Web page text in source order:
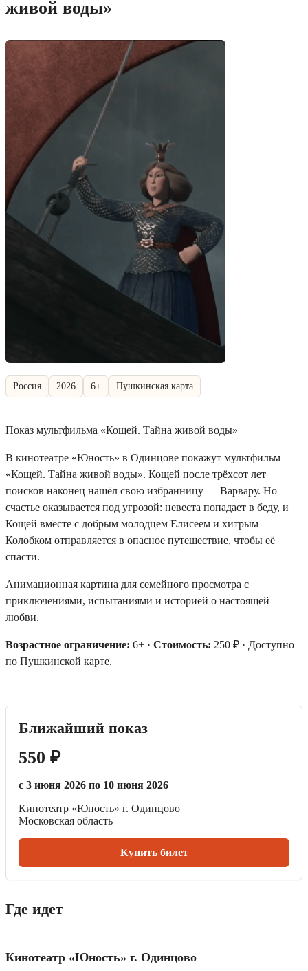
живой воды»
Россия 2026 6+ Пушкинская карта
Показ мультфильма «Кощей. Тайна живой воды»
В кинотеатре «Юность» в Одинцове покажут мультфильм
«Кощей. Тайна живой воды». Кощей после трёхсот лет
поисков наконец нашёл свою избранницу — Варвару. Но
счастье оказывается под угрозой: невеста попадает в беду, и
Кощей вместе с добрым молодцем Елисеем и хитрым
Колобком отправляется в опасное путешествие, чтобы её
спасти.
Анимационная картина для семейного просмотра с
приключениями, испытаниями и историей о настоящей
любви.
Возрастное ограничение: 6+ · Стоимость: 250 ₽ · Доступно
по Пушкинской карте.
Ближайший показ
550 ₽
с 3 июня 2026 по 10 июня 2026
Кинотеатр «Юность» г. Одинцово
Московская область
Купить билет
Где идет
Кинотеатр «Юность» г. Одинцово